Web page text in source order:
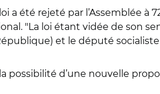
a été rejeté par l’Assemblée
"La loi étant vidée de son
et le député
possibilité d’une nouvelle